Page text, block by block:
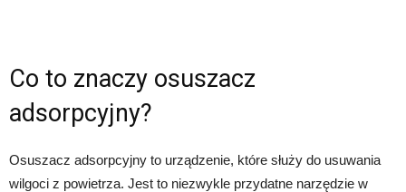
Co to znaczy osuszacz
adsorpcyjny?
Osuszacz adsorpcyjny to urządzenie, które służy do usuwania
wilgoci z powietrza. Jest to niezwykle przydatne narzędzie w